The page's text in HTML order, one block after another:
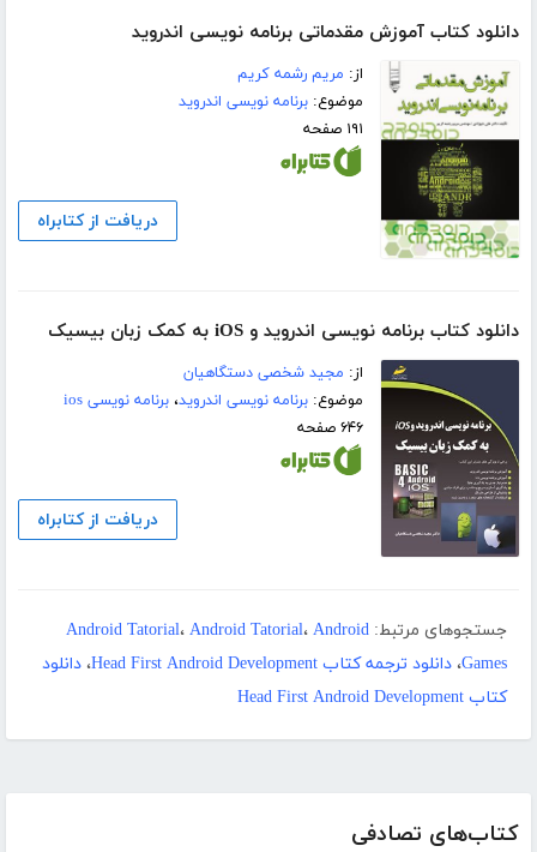
کتاب‌های تصادفی
دانلود کتاب آموزش مقدماتی برنامه نویسی اندروید
از: مریم رشمه کریم
موضوع:برنامه نویسی اندروید
۱۹۱ صفحه
دریافت از کتابراه
دانلود کتاب برنامه نویسی اندروید و iOS به کمک زبان بیسیک
از: مجید شخصی دستگاهیان
موضوع:برنامه نویسی اندروید،برنامه نویسی ios
۶۴۶ صفحه
دریافت از کتابراه
جستجوهای مرتبط: Android Tatorial، Android Tatorial، Android
Games، دانلود ترجمه کتاب Head First Android Development ، دانلود
کتاب Head First Android Development